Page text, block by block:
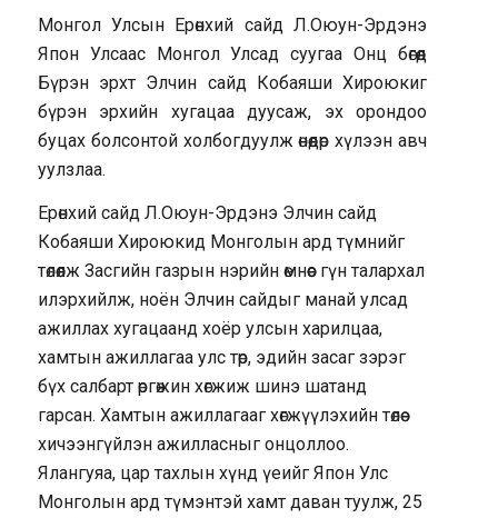
Монгол Улсын Ерөнхий сайд Л.Оюун-Эрдэнэ
Япон Улсаас Монгол Улсад суугаа Онц бөгөөд
Бүрэн эрхт Элчин сайд Кобаяши Хироюкиг
бүрэн эрхийн хугацаа дуусаж, эх орондоо
буцах болсонтой холбогдуулж өнөөдөр хүлээн авч
уулзлаа.
Ерөнхий сайд Л.Оюун-Эрдэнэ Элчин сайд
Кобаяши Хироюкид Монголын ард түмнийг
төлөөлж Засгийн газрын нэрийн өмнөөс гүн талархал
илэрхийлж, ноён Элчин сайдыг манай улсад
ажиллах хугацаанд хоёр улсын харилцаа,
хамтын ажиллагаа улс төр, эдийн засаг зэрэг
бүх салбарт өргөжин хөгжиж шинэ шатанд
гарсан. Хамтын ажиллагааг хөгжүүлэхийн төлөө
хичээнгүйлэн ажилласныг онцоллоо.
Ялангуяа, цар тахлын хүнд үеийг Япон Улс
Монголын ард түмэнтэй хамт даван туулж, 25